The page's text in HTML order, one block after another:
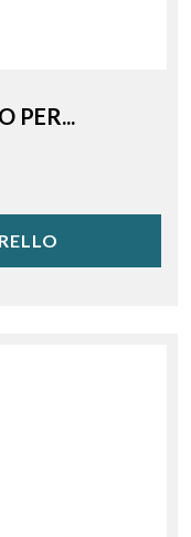
PER...